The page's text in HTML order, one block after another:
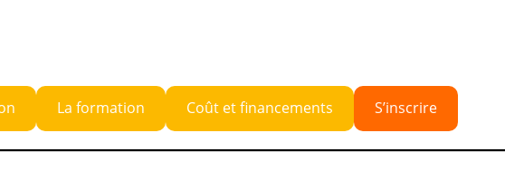
La formation Coût et financements S’inscrire